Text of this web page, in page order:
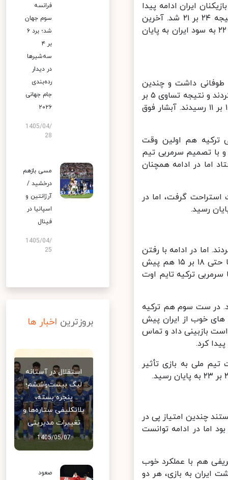
ایران ادامه پیدا
کرد و بازیکنان ترکیه هم با دو خطای سرویس به سود ایران کار کردند و نتیجه ۲۴ بر ۲۱ شد. آخرین
امتیاز ایران توسط میلاد عبادی پور به دست آمد و این ست با نتیجه ۲۵ بر ۲۲ به سود ایران به پایان
داشت و چندین
امتیاز کسب کرد اما در ادامه بازیکنان ایران خیلی زود اختلاف امتیاز را کم کردند و نتیجه تساوی ۵ بر
۵ شد. در ادامه بازی هر دو تیم پایاپای بود و هر دو تیم به نتیجه تساوی ۱۱ بر ۱۱ رسیدند. آبشار فوق
و بلافاصله سرمربی ترکیه هم اولین وقت
تصمیم سرمربی تیم
اما در ادامه همچنان
وقت استراحت گرفت، اما در
کردند. اما در ادامه با رفتن
قطر پاسور به خط سرویس ترکیه ۱۲ بر ۱۰ پیش افتاد. در ادامه ترکیه ای ها حتی ۱۸ بر ۱۵ هم پیش
ترکیه تایم اوت
چیز مساوی شود. در ست سوم هم ترکیه
خوب از ایران پیش
اکبری درخواست بازبینی داد و تماس
ملی به بازی تأثیر
چندین امتیاز پی در
از ایران عقب بود اما در ادامه توانست
شریفی هم با عملکرد خوب
۱۴ بر ۱۴ مساوی شد. با برگشت ایران به بازی، هر دو
فرانسه
سوم جهان
شد؛ برد ۶
بر ۴
سه‌شیرها
در دیدار
رده‌بندی
جام جهانی
۲۰۲۶
1405/04/
28
مسی بازهم
درخشید /
آرژانتین و
اسپانیا در
فینال
1405/04/
25
بروزترین اخبار ها
استقلال در آستانه
لیگ بیست‌وششم؛
پنجره بسته،
بلاتکلیفی ستاره‌ها و
تغییرات مدیریتی
1405/05/07
صعود